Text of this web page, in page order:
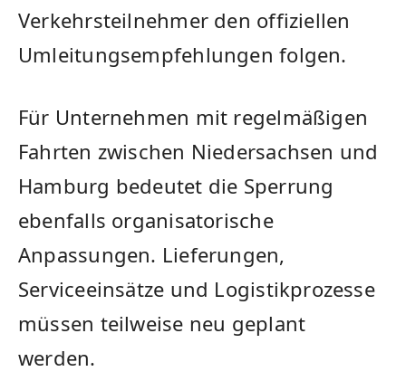
Verkehrsteilnehmer den offiziellen
Umleitungsempfehlungen folgen.
Für Unternehmen mit regelmäßigen
Fahrten zwischen Niedersachsen und
Hamburg bedeutet die Sperrung
ebenfalls organisatorische
Anpassungen. Lieferungen,
Serviceeinsätze und Logistikprozesse
müssen teilweise neu geplant
werden.